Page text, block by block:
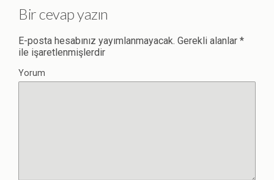
Bir cevap yazın
E-posta hesabınız yayımlanmayacak. Gerekli alanlar *
ile işaretlenmişlerdir
Yorum